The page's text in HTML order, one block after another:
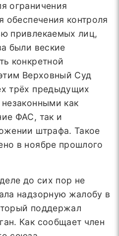
ограничения
обеспечения контроля
привлекаемых лиц,
были веские
конкретной
Верховный Суд
трёх предыдущих
как
ФАС, так и
штрафа. Такое
в ноябре прошлого
до сих пор не
надзорную жалобу в
поддержал
Как сообщает член